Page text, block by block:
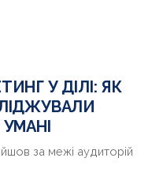
У ДІЛІ: ЯК
за межі аудиторій